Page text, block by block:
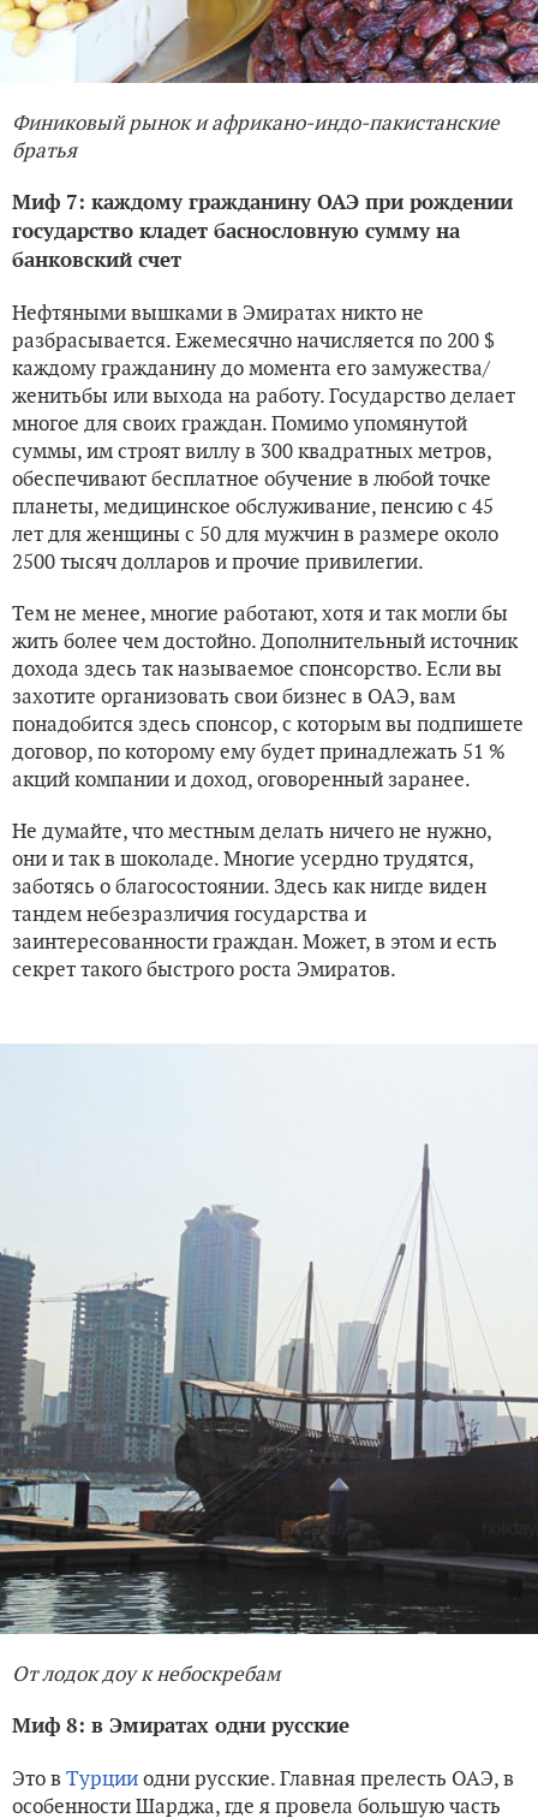
Финиковый рынок и африкано-индо-пакистанские
братья
Миф 7: каждому гражданину ОАЭ при рождении
государство кладет баснословную сумму на
банковский счет
Нефтяными вышками в Эмиратах никто не
разбрасывается. Ежемесячно начисляется по 200 $
каждому гражданину до момента его замужества/
женитьбы или выхода на работу. Государство делает
многое для своих граждан. Помимо упомянутой
суммы, им строят виллу в 300 квадратных метров,
обеспечивают бесплатное обучение в любой точке
планеты, медицинское обслуживание, пенсию с 45
лет для женщины с 50 для мужчин в размере около
2500 тысяч долларов и прочие привилегии.
Тем не менее, многие работают, хотя и так могли бы
жить более чем достойно. Дополнительный источник
дохода здесь так называемое спонсорство. Если вы
захотите организовать свои бизнес в ОАЭ, вам
понадобится здесь спонсор, с которым вы подпишете
договор, по которому ему будет принадлежать 51 %
акций компании и доход, оговоренный заранее.
Не думайте, что местным делать ничего не нужно,
они и так в шоколаде. Многие усердно трудятся,
заботясь о благосостоянии. Здесь как нигде виден
тандем небезразличия государства и
заинтересованности граждан. Может, в этом и есть
секрет такого быстрого роста Эмиратов.
От лодок доу к небоскребам
Миф 8: в Эмиратах одни русские
Это вТурцииодни русские. Главная прелесть ОАЭ, в
особенности Шарджа, где я провела большую часть